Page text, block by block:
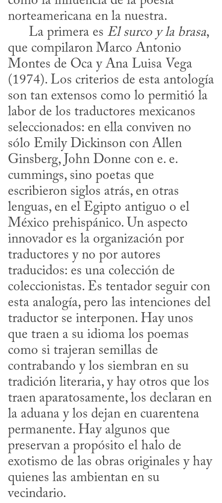
norteamericana en la nuestra.
      La primera es
El surco y la brasa,
que compilaron Marco Antonio
Montes de Oca y Ana Luisa Vega
(1974). Los criterios de esta antología
son tan extensos como lo permitió la
labor de los traductores mexicanos
seleccionados: en ella conviven no
sólo Emily Dickinson con Allen
Ginsberg, John Donne con e. e.
cummings, sino poetas que
escribieron siglos atrás, en otras
lenguas, en el Egipto antiguo o el
México prehispánico. Un aspecto
innovador es la organización por
traductores y no por autores
traducidos: es una colección de
coleccionistas. Es tentador seguir con
esta analogía, pero las intenciones del
traductor se interponen. Hay unos
que traen a su idioma los poemas
como si trajeran semillas de
contrabando y los siembran en su
tradición literaria, y hay otros que los
traen aparatosamente, los declaran en
la aduana y los dejan en cuarentena
permanente. Hay algunos que
preservan a propósito el halo de
exotismo de las obras originales y hay
quienes las ambientan en su
vecindario.